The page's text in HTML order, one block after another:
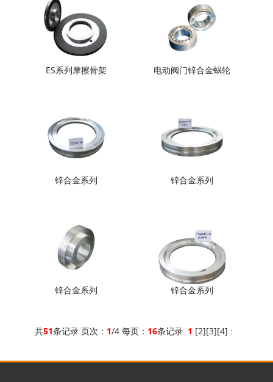
ES系列摩擦骨架 电动阀门锌合金蜗轮
锌合金系列 锌合金系列
锌合金系列 锌合金系列
共51条记录 页次： 1/4 每页： 16条记录 1 [2][3][4] :